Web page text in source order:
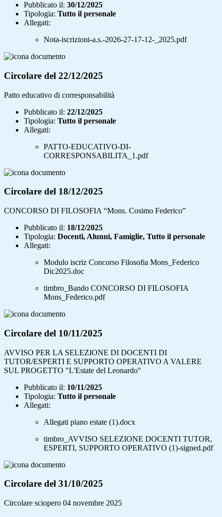
Pubblicato il: 30/12/2025
Tipologia: Tutto il personale
Allegati:
Nota-iscrizioni-a.s.-2026-27-17-12-_2025.pdf
Circolare del 22/12/2025
Patto educativo di corresponsabilità
Pubblicato il: 22/12/2025
Tipologia: Tutto il personale
Allegati:
PATTO-EDUCATIVO-DI-
CORRESPONSABILITA_1.pdf
Circolare del 18/12/2025
CONCORSO DI FILOSOFIA “Mons. Cosimo Federico”
Pubblicato il: 18/12/2025
Tipologia: Docenti, Alunni, Famiglie, Tutto il personale
Allegati:
Modulo iscriz Concorso Filosofia Mons_Federico
Dic2025.doc
timbro_Bando CONCORSO DI FILOSOFIA
Mons_Federico.pdf
Circolare del 10/11/2025
AVVISO PER LA SELEZIONE DI DOCENTI DI
TUTOR/ESPERTI E SUPPORTO OPERATIVO A VALERE
SUL PROGETTO "L'Estate del Leonardo"
Pubblicato il: 10/11/2025
Tipologia: Tutto il personale
Allegati:
Allegati piano estate (1).docx
timbro_AVVISO SELEZIONE DOCENTI TUTOR,
ESPERTI, SUPPORTO OPERATIVO (1)-signed.pdf
Circolare del 31/10/2025
Circolare sciopero 04 novembre 2025